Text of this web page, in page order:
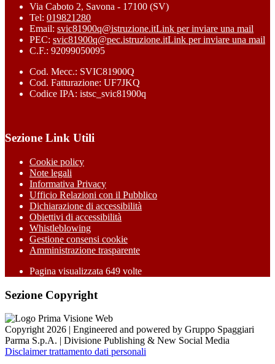
Via Caboto 2, Savona - 17100 (SV)
Tel: 019821280
Email: svic81900q@istruzione.itLink per inviare una mail
PEC: svic81900q@pec.istruzione.itLink per inviare una mail
C.F.: 92099050095
Cod. Mecc.: SVIC81900Q
Cod. Fatturazione: UF7JKQ
Codice IPA: istsc_svic81900q
Sezione Link Utili
Cookie policy
Note legali
Informativa Privacy
Ufficio Relazioni con il Pubblico
Dichiarazione di accessibilità
Obiettivi di accessibilità
Whistleblowing
Gestione consensi cookie
Amministrazione trasparente
Pagina visualizzata 649 volte
Sezione Copyright
Copyright 2026 | Engineered and powered by Gruppo Spaggiari
Parma S.p.A. | Divisione Publishing & New Social Media
Disclaimer trattamento dati personali